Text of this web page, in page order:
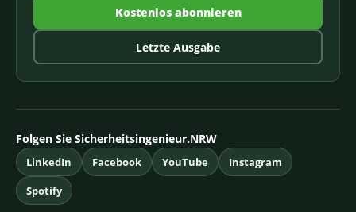
Kostenlos abonnieren
Letzte Ausgabe
Folgen Sie Sicherheitsingenieur.NRW
LinkedIn Facebook YouTube
Instagram
Spotify